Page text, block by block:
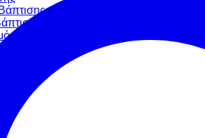
για αγόρι -κορίτσι
Gold
βάπτισης κορίτσι